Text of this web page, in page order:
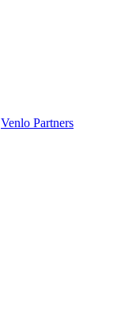
Venlo Partners